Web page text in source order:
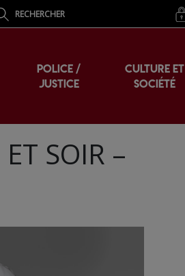
RECHERCHER
POLICE /
JUSTICE
CULTURE ET
SOCIÉTÉ
SOIR –